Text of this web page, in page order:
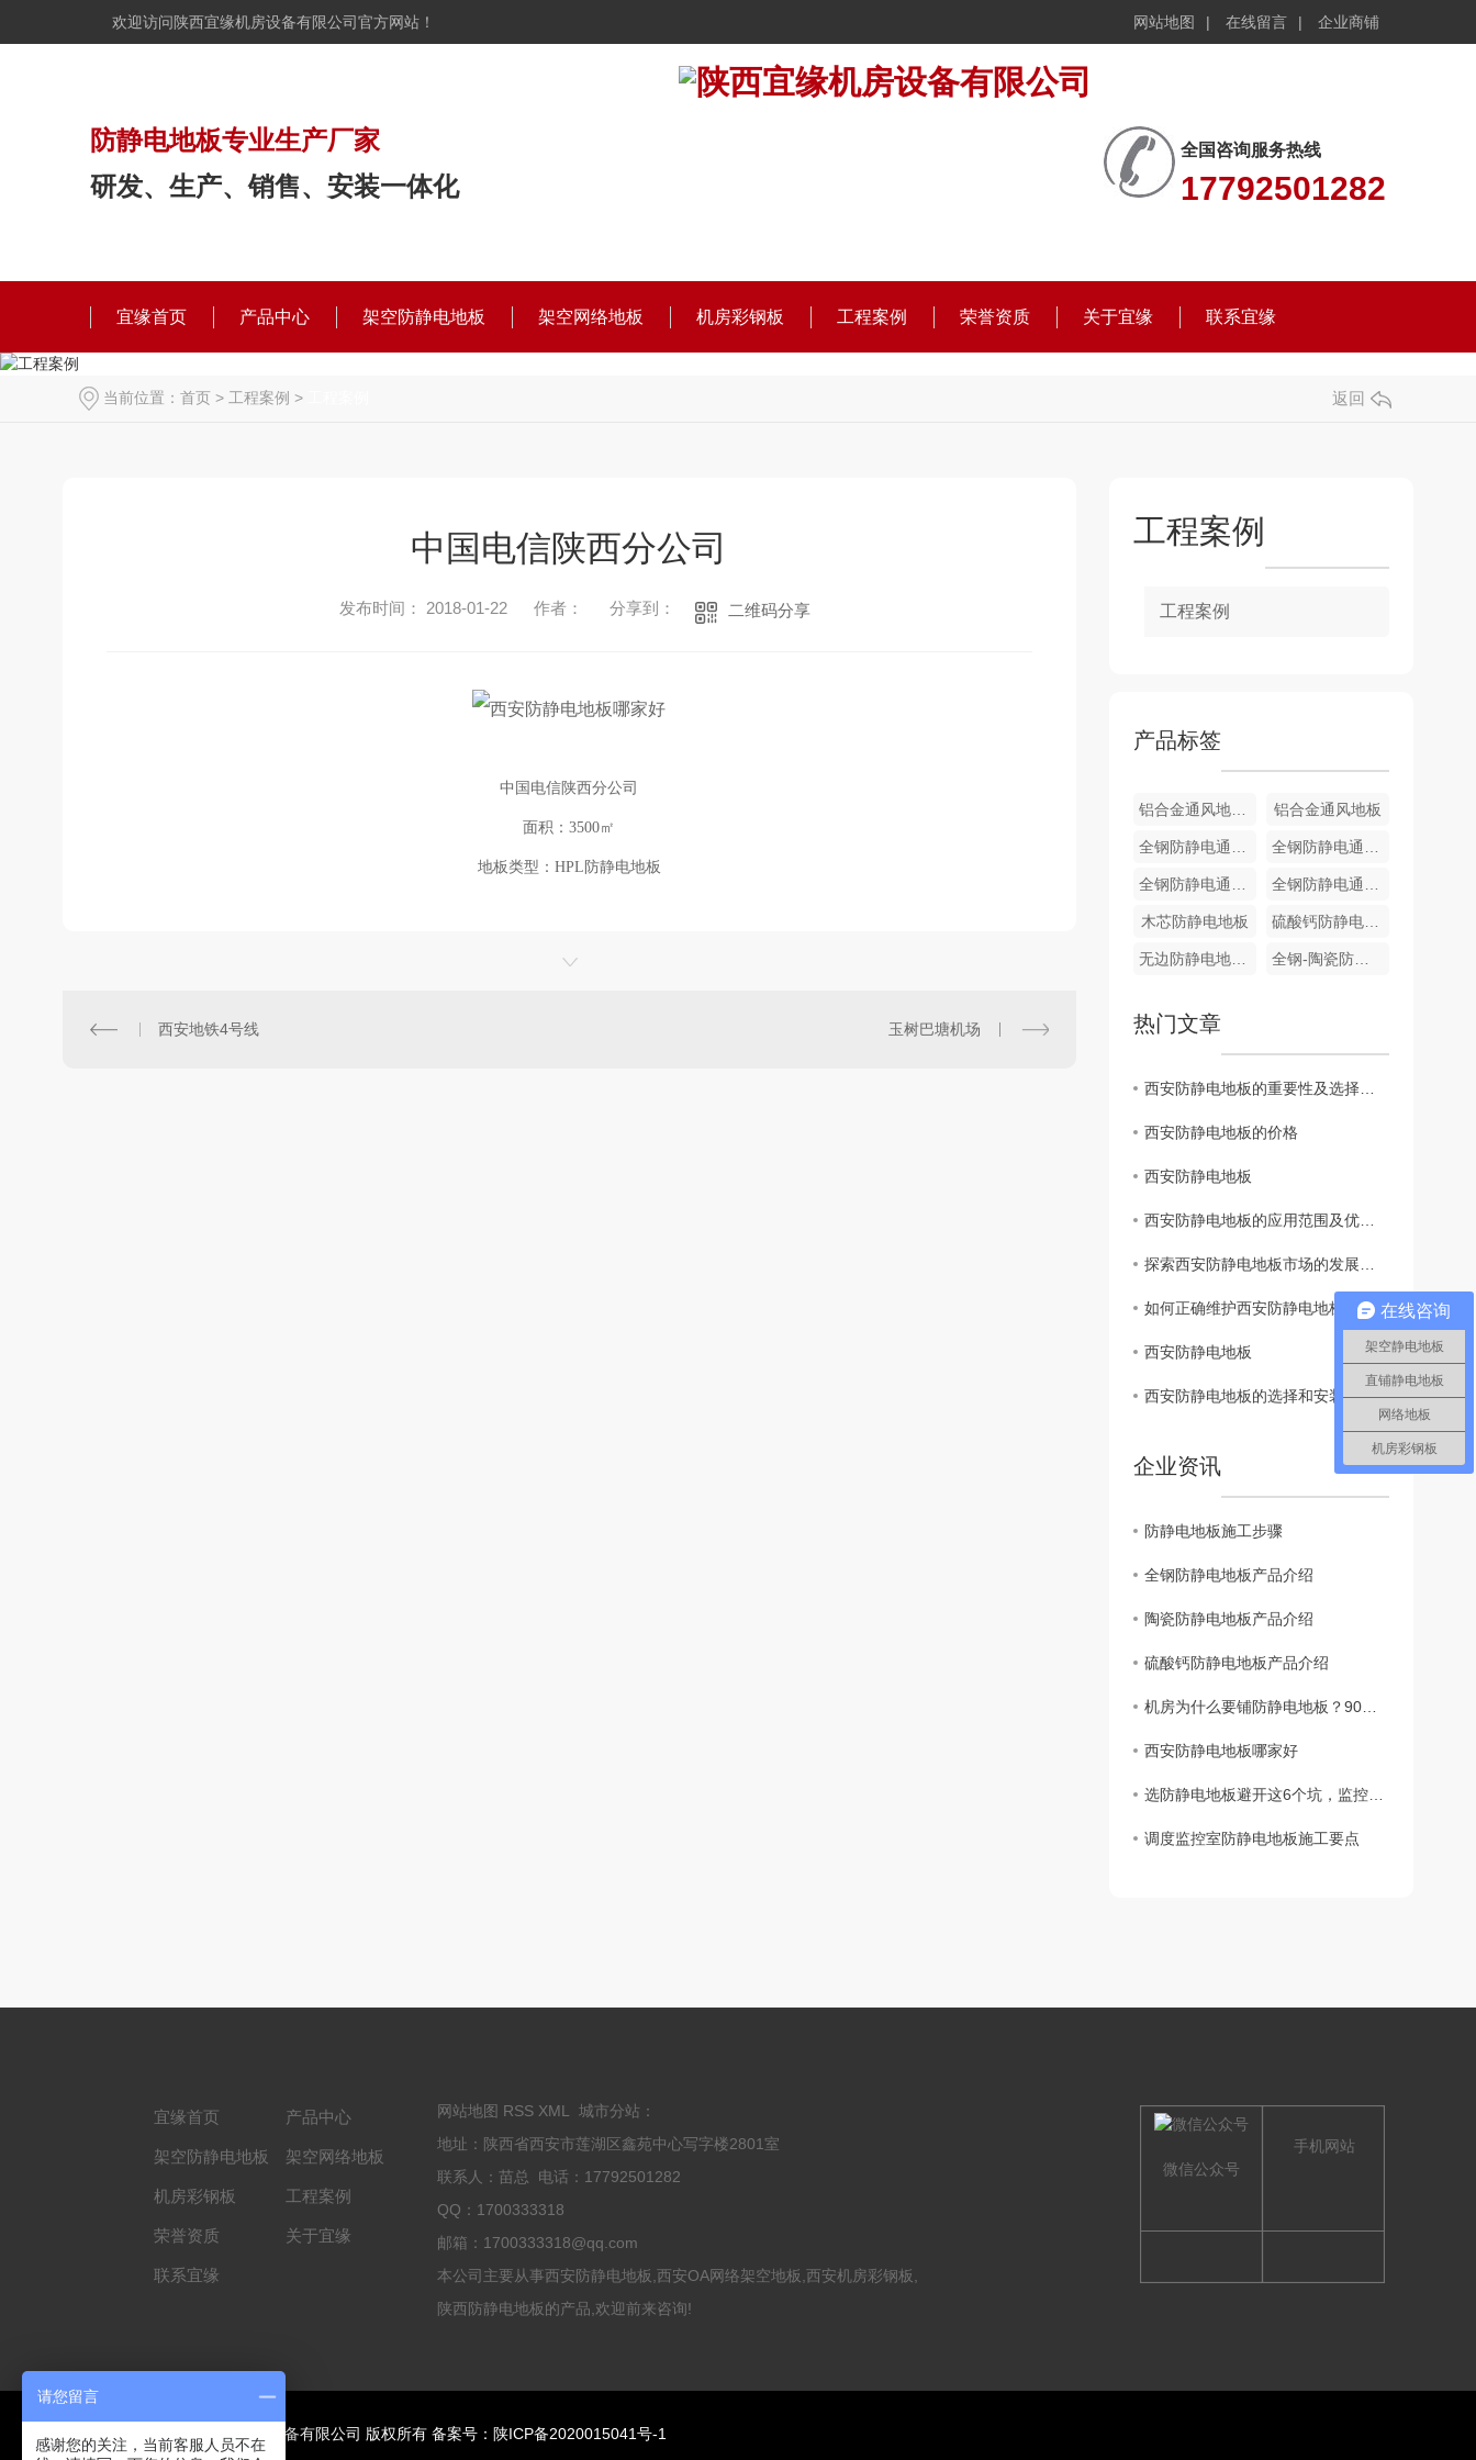
欢迎访问陕西宜缘机房设备有限公司官方网站！ 网站地图 | 在线留言 | 企业商铺
防静电地板专业生产厂家
研发、生产、销售、安装一体化
全国咨询服务热线
17792501282
宜缘首页 产品中心 架空防静电地板 架空网络地板 机房彩钢板 工程案例 荣誉资质 关于宜缘 联系宜缘
当前位置： 首页 > 工程案例 > 返回
中国电信陕西分公司
发布时间： 2018-01-22 作者： 分享到： 二维码分享
中国电信陕西分公司
面积：3500㎡
地板类型：HPL防静电地板
西安地铁4号线 玉树巴塘机场
工程案例
工程案例
产品标签
铝合金通风地板配件 铝合金通风地板
全钢防静电通风地板 全钢防静电通风地板
全钢防静电通风地板 全钢防静电通风地板
木芯防静电地板 硫酸钙防静电地板
无边防静电地板-PVC贴面 全钢-陶瓷防静电地板
热门文章
西安防静电地板的重要性及选择技巧
西安防静电地板的价格
西安防静电地板
西安防静电地板的应用范围及优势分析
探索西安防静电地板市场的发展趋势
如何正确维护西安防静电地板，延长使用寿命
西安防静电地板
西安防静电地板的选择和安装技巧
企业资讯
防静电地板施工步骤
全钢防静电地板产品介绍
陶瓷防静电地板产品介绍
硫酸钙防静电地板产品介绍
机房为什么要铺防静电地板？90%的人只知其一不知其二
西安防静电地板哪家好
选防静电地板避开这6个坑，监控室、电子车间施工少花几万
调度监控室防静电地板施工要点
宜缘首页 产品中心
架空防静电地板 架空网络地板
机房彩钢板 工程案例
荣誉资质 关于宜缘
联系宜缘
网站地图 RSS XML 城市分站 ：
地址：陕西省西安市莲湖区鑫苑中心写字楼2801室
联系人：苗总 电话：17792501282
QQ：1700333318
邮箱：1700333318@qq.com
本公司主要从事西安防静电地板,西安OA网络架空地板,西安机房彩钢板,
陕西防静电地板的产品,欢迎前来咨询!
微信公众号
手机网站
Copyright © 陕西宜缘机房设备有限公司 版权所有 备案号： 陕ICP备2020015041号-1
在线咨询
架空静电地板
直铺静电地板
网络地板
机房彩钢板
请您留言
感谢您的关注，当前客服人员不在